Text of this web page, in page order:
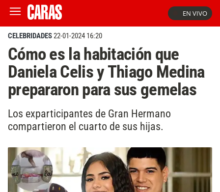
EN VIVO
CELEBRIDADES22-01-2024 16:20
Cómo es la habitación que
Daniela Celis y Thiago Medina
prepararon para sus gemelas
Los exparticipantes de Gran Hermano
compartieron el cuarto de sus hijas.